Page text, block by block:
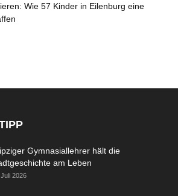
Wie 57 Kinder in Eilenburg eine
Gymnasiallehrer hält die
am Leben
2026